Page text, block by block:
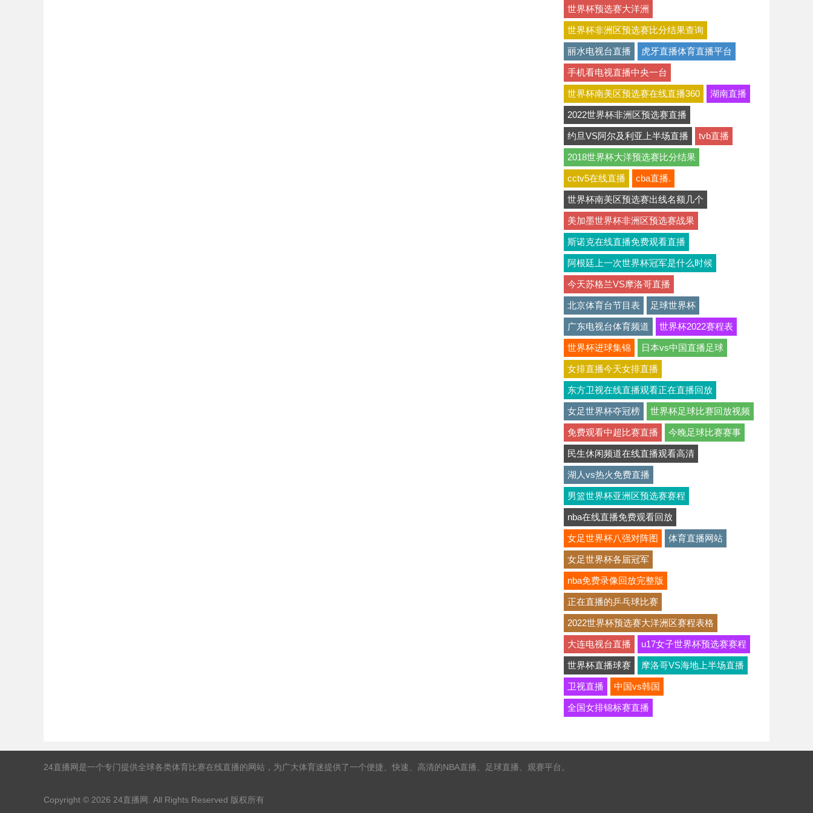
世界杯预选赛大洋洲
世界杯非洲区预选赛比分结果查询
丽水电视台直播 虎牙直播体育直播平台
手机看电视直播中央一台
世界杯南美区预选赛在线直播360 湖南直播
2022世界杯非洲区预选赛直播
约旦VS阿尔及利亚上半场直播 tvb直播
2018世界杯大洋预选赛比分结果
cctv5在线直播 cba直播.
世界杯南美区预选赛出线名额几个
美加墨世界杯非洲区预选赛战果
斯诺克在线直播免费观看直播
阿根廷上一次世界杯冠军是什么时候
今天苏格兰VS摩洛哥直播
北京体育台节目表 足球世界杯
广东电视台体育频道 世界杯2022赛程表
世界杯进球集锦 日本vs中国直播足球
女排直播今天女排直播
东方卫视在线直播观看正在直播回放
女足世界杯夺冠榜 世界杯足球比赛回放视频
免费观看中超比赛直播 今晚足球比赛赛事
民生休闲频道在线直播观看高清
湖人vs热火免费直播
男篮世界杯亚洲区预选赛赛程
nba在线直播免费观看回放
女足世界杯八强对阵图 体育直播网站
女足世界杯各届冠军
nba免费录像回放完整版
正在直播的乒乓球比赛
2022世界杯预选赛大洋洲区赛程表格
大连电视台直播 u17女子世界杯预选赛赛程
世界杯直播球赛 摩洛哥VS海地上半场直播
卫视直播 中国vs韩国
全国女排锦标赛直播
24直播网是一个专门提供全球各类体育比赛在线直播的网站，为广大体育迷提供了一个便捷、快速、高清的NBA直播、足球直播、观赛平台。
Copyright © 2026 24直播网 . All Rights Reserved 版权所有